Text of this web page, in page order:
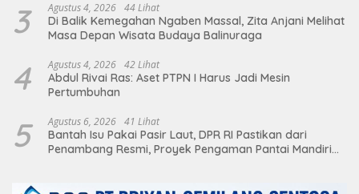
3 Agustus 4, 2026 44 Lihat
Di Balik Kemegahan Ngaben Massal, Zita Anjani Melihat
Masa Depan Wisata Budaya Balinuraga
4 Agustus 4, 2026 42 Lihat
Abdul Rivai Ras: Aset PTPN I Harus Jadi Mesin
Pertumbuhan
5 Agustus 6, 2026 41 Lihat
Bantah Isu Pakai Pasir Laut, DPR RI Pastikan dari
Penambang Resmi, Proyek Pengaman Pantai Mandiri